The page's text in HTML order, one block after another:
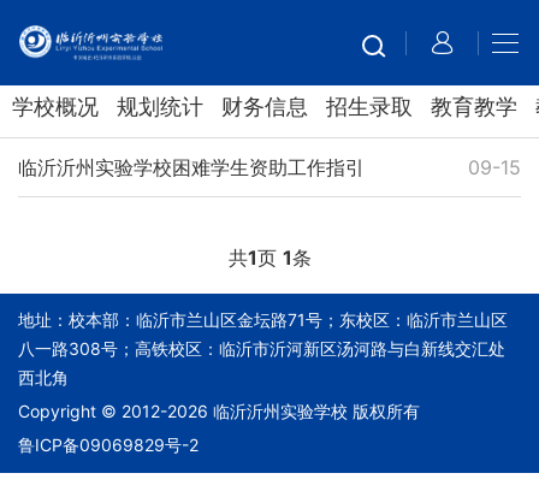
学校概况 规划统计 财务信息 招生录取 教育教学
临沂沂州实验学校困难学生资助工作指引 09-15
共1页 1条
地址：校本部：临沂市兰山区金坛路71号；东校区：临沂市兰山区
八一路308号；高铁校区：临沂市沂河新区汤河路与白新线交汇处
西北角
Copyright © 2012-2026 临沂沂州实验学校 版权所有
鲁ICP备09069829号-2